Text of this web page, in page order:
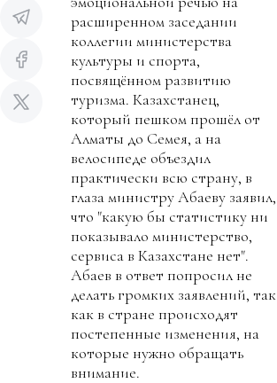
расширенном заседании
коллегии министерства
культуры и спорта,
посвящённом развитию
туризма. Казахстанец,
который пешком прошёл от
Алматы до Семея, а на
велосипеде объездил
практически всю страну, в
глаза министру Абаеву заявил,
что "какую бы статистику ни
показывало министерство,
сервиса в Казахстане нет".
Абаев в ответ попросил не
делать громких заявлений, так
как в стране происходят
постепенные изменения, на
которые нужно обращать
внимание.